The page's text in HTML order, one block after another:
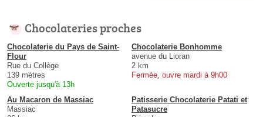
Chocolateries proches
Chocolaterie du Pays de Saint-
Flour
Rue du Collège
139 mètres
Ouverte jusqu'à 13h
Chocolaterie Bonhomme
avenue du Lioran
2 km
Fermée, ouvre mardi à 9h00
Au Macaron de Massiac
Massiac
Patisserie Chocolaterie Patati et
Patasucre